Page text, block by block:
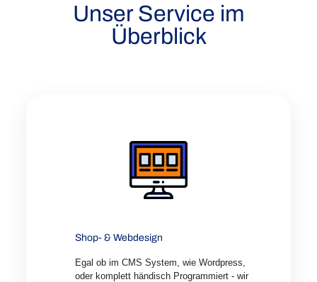
Unser Service im
Überblick
Shop- & Webdesign
Egal ob im CMS System, wie Wordpress,
oder komplett händisch Programmiert - wir